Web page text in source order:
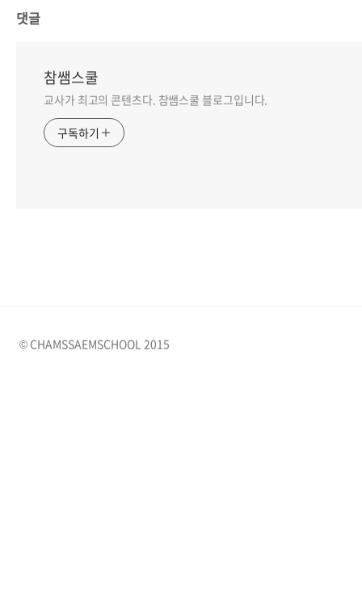
댓글
참쌤스쿨
교사가 최고의 콘텐츠다. 참쌤스쿨 블로그입니다.
구독하기
© CHAMSSAEMSCHOOL 2015